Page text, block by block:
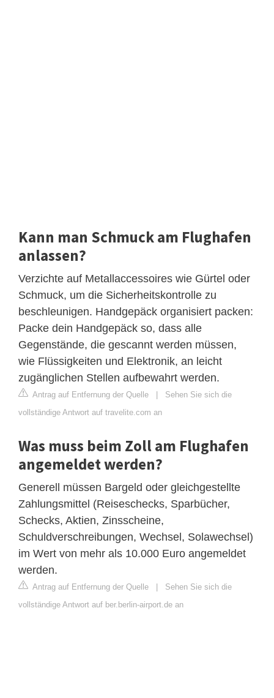
Kann man Schmuck am Flughafen
anlassen?
Verzichte auf Metallaccessoires wie Gürtel oder
Schmuck, um die Sicherheitskontrolle zu
beschleunigen. Handgepäck organisiert packen:
Packe dein Handgepäck so, dass alle
Gegenstände, die gescannt werden müssen,
wie Flüssigkeiten und Elektronik, an leicht
zugänglichen Stellen aufbewahrt werden.
Antrag auf Entfernung der Quelle
Sehen Sie sich die
vollständige Antwort auf travelite.com an
Was muss beim Zoll am Flughafen
angemeldet werden?
Generell müssen Bargeld oder gleichgestellte
Zahlungsmittel (Reiseschecks, Sparbücher,
Schecks, Aktien, Zinsscheine,
Schuldverschreibungen, Wechsel, Solawechsel)
im Wert von mehr als 10.000 Euro angemeldet
werden.
Antrag auf Entfernung der Quelle
Sehen Sie sich die
vollständige Antwort auf ber.berlin-airport.de an